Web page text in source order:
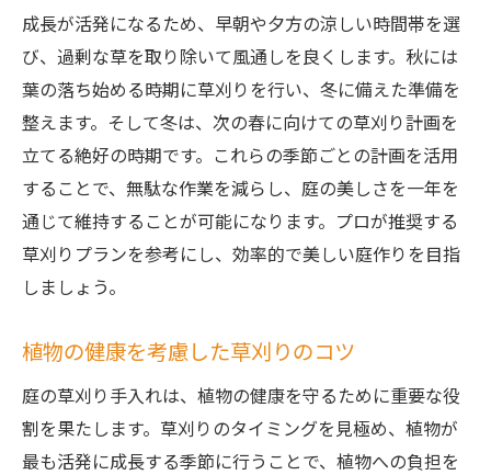
成長が活発になるため、早朝や夕方の涼しい時間帯を選
び、過剰な草を取り除いて風通しを良くします。秋には
葉の落ち始める時期に草刈りを行い、冬に備えた準備を
整えます。そして冬は、次の春に向けての草刈り計画を
立てる絶好の時期です。これらの季節ごとの計画を活用
することで、無駄な作業を減らし、庭の美しさを一年を
通じて維持することが可能になります。プロが推奨する
草刈りプランを参考にし、効率的で美しい庭作りを目指
しましょう。
植物の健康を考慮した草刈りのコツ
庭の草刈り手入れは、植物の健康を守るために重要な役
割を果たします。草刈りのタイミングを見極め、植物が
最も活発に成長する季節に行うことで、植物への負担を